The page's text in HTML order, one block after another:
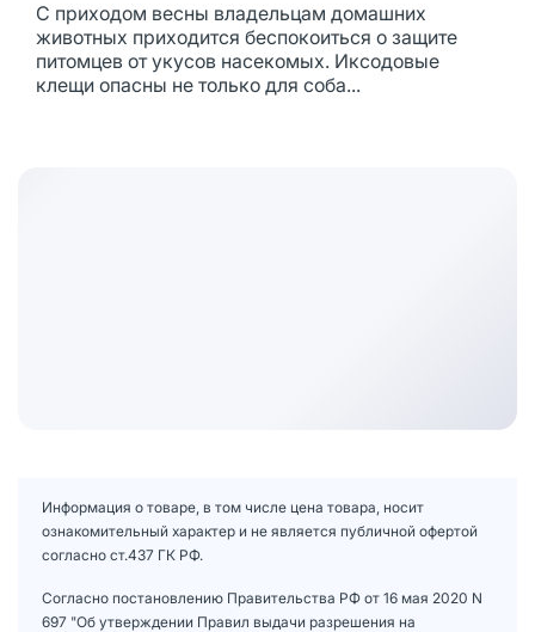
С приходом весны владельцам домашних
животных приходится беспокоиться о защите
питомцев от укусов насекомых. Иксодовые
клещи опасны не только для соба...
Информация о товаре, в том числе цена товара, носит
ознакомительный характер и не является публичной офертой
согласно ст.437 ГК РФ.
Согласно постановлению Правительства РФ от 16 мая 2020 N
697 "Об утверждении Правил выдачи разрешения на